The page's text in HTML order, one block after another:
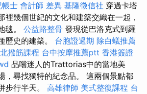
帳士 會計師 差異 基隆徵信社 穿過卡塔
裡幾個世紀的文化和建築交織在一起，
毯。 公益路整骨 發現從巴洛克式到羅
歷史的建築。 台胞證過期 除白蟻推薦
撥筋課程 台中按摩推薦ptt 香港簽證
品嚐迷人的Trattorias中的當地美
，尋找獨特的紀念品。 這兩個景點都
步行半天。 高雄律師 美式整復課程 台